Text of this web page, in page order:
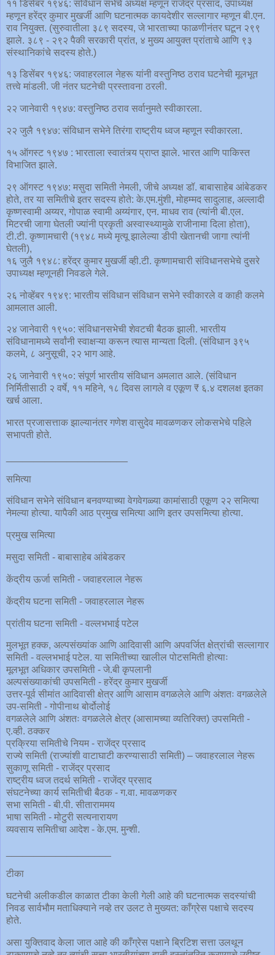
११ डिसेंबर १९४६: संविधान सभेचे अध्यक्ष म्हणून राजेंद्र प्रसाद, उपाध्यक्ष
म्हणून हरेंद्र कुमार मुखर्जी आणि घटनात्मक कायदेशीर सल्लागार म्हणून बी.एन.
राव नियुक्त. (सुरुवातीला ३८९ सदस्य, जे भारताच्या फाळणीनंतर घटून २९९
झाले. ३८९ - २९२ पैकी सरकारी प्रांत, ४ मुख्य आयुक्त प्रांताचे आणि ९३
संस्थानिकांचे सदस्य होते.)
१३ डिसेंबर १९४६: जवाहरलाल नेहरू यांनी वस्तुनिष्ठ ठराव घटनेची मूलभूत
तत्त्वे मांडली. जी नंतर घटनेची प्रस्तावना ठरली.
२२ जानेवारी १९४७: वस्तुनिष्ठ ठराव सर्वानुमते स्वीकारला.
२२ जुलै १९४७: संविधान सभेने तिरंगा राष्ट्रीय ध्वज म्हणून स्वीकारला.
१५ ऑगस्ट १९४७ : भारताला स्वातंत्र्य प्राप्त झाले. भारत आणि पाकिस्त
विभाजित झाले.
२९ ऑगस्ट १९४७: मसुदा समिती नेमली, जीचे अध्यक्ष डॉ. बाबासाहेब आंबेडकर
होते, तर या समितीचे इतर सदस्य होते: के.एम.मुंशी, मोहम्मद सादुलाह, अल्लादी
कृष्णस्वामी अय्यर, गोपाळ स्वामी अय्यंगार, एन. माधव राव (त्यांनी बी.एल.
मिटरची जागा घेतली ज्यांनी प्रकृती अस्वास्थ्यामुळे राजीनामा दिला होता),
टी.टी. कृष्णामचारी (१९४८ मध्ये मृत्यू झालेल्या डीपी खेतानची जागा त्यांनी
घेतली),
१६ जुलै १९४८: हरेंद्र कुमार मुखर्जी व्ही.टी. कृष्णामचारी संविधानसभेचे दुसरे
उपाध्यक्ष म्हणूनही निवडले गेले.
२६ नोव्हेंबर १९४९: भारतीय संविधान संविधान सभेने स्वीकारले व काही कलमे
आमलात आली.
२४ जानेवारी १९५०: संविधानसभेची शेवटची बैठक झाली. भारतीय
संविधानामध्ये सर्वांनी स्वाक्षऱ्या करून त्यास मान्यता दिली. (संविधान ३९५
कलमे, ८ अनुसूची, २२ भाग आहे.
२६ जानेवारी १९५०: संपूर्ण भारतीय संविधान अमलात आले. (संविधान
निर्मितीसाठी २ वर्षे, ११ महिने, १८ दिवस लागले व एकूण ₹ ६.४ दशलक्ष इतका
खर्च आला.
भारत प्रजासत्ताक झाल्यानंतर गणेश वासुदेव मावळणकर लोकसभेचे पहिले
सभापती होते.
समित्या
संविधान सभेने संविधान बनवण्याच्या वेगवेगळ्या कामांसाठी एकूण २२ समित्या
नेमल्या होत्या. यापैकी आठ प्रमुख समित्या आणि इतर उपसमित्या होत्या.
प्रमुख समित्या
मसुदा समिती - बाबासाहेब आंबेडकर
केंद्रीय ऊर्जा समिती - जवाहरलाल नेहरू
केंद्रीय घटना समिती - जवाहरलाल नेहरू
प्रांतीय घटना समिती - वल्लभभाई पटेल
मुलभूत हक्क, अल्पसंख्यांक आणि आदिवासी आणि अपवर्जित क्षेत्रांची सल्लागार
समिती - वल्लभभाई पटेल. या समितीच्या खालील पोटसमिती होत्याः
मूलभूत अधिकार उपसमिती - जे.बी कृपलानी
अल्पसंख्याकांची उपसमिती - हरेंद्र कुमार मुखर्जी
उत्तर-पूर्व सीमांत आदिवासी क्षेत्र आणि आसाम वगळलेले आणि अंशतः वगळलेले
उप-समिती - गोपीनाथ बोर्दोलोई
वगळलेले आणि अंशतः वगळलेले क्षेत्र (आसामच्या व्यतिरिक्त) उपसमिती -
ए.व्ही. ठक्कर
प्रक्रिया समितीचे नियम - राजेंद्र प्रसाद
राज्ये समिती (राज्यांशी वाटाघाटी करण्यासाठी समिती) – जवाहरलाल नेहरू
सुकाणू समिती - राजेंद्र प्रसाद
राष्ट्रीय ध्वज तदर्थ समिती - राजेंद्र प्रसाद
संघटनेच्या कार्य समितीची बैठक - ग.वा. मावळणकर
सभा समिती - बी.पी. सीताराममय
भाषा समिती - मोटुरी सत्यनारायण
व्यवसाय समितीचा आदेश - के.एम. मुन्शी.
टीका
घटनेची अलीकडील काळात टीका केली गेली आहे की घटनात्मक सदस्यांची
निवड सार्वभौम मताधिक्याने नव्हे तर उलट ते मुख्यत: काँग्रेस पक्षाचे सदस्य
होते.
असा युक्तिवाद केला जात आहे की काँग्रेस पक्षाने ब्रिटिश सत्ता उलथून